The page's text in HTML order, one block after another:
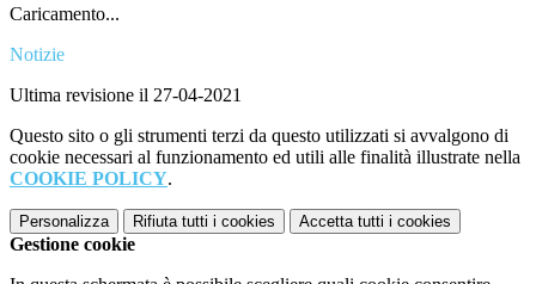
Caricamento...
Notizie
Ultima revisione il 27-04-2021
Questo sito o gli strumenti terzi da questo utilizzati si avvalgono di
cookie necessari al funzionamento ed utili alle finalità illustrate nella
COOKIE POLICY.
Personalizza Rifiuta tutti i cookies Accetta tutti i cookies
Gestione cookie